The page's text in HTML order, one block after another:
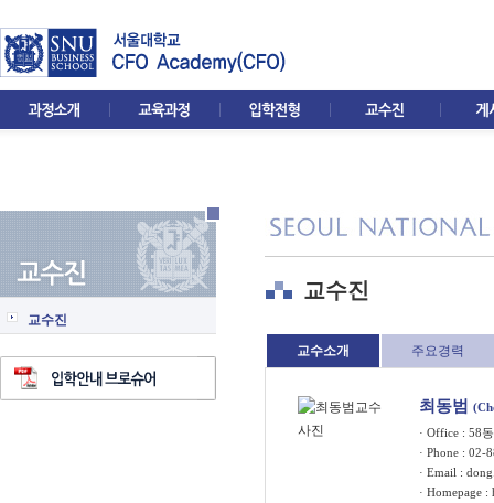
교수진
교수진
교수소개 주요경력
최동범
· Office : 58
· Phone : 02-
· Email :
· Homepage :